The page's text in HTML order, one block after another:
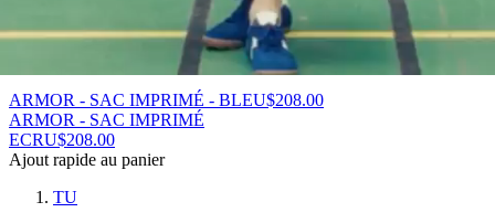
ARMOR - SAC IMPRIMÉ - BLEU$208.00
ARMOR - SAC IMPRIMÉ
ECRU$208.00
Ajout rapide au panier
TU